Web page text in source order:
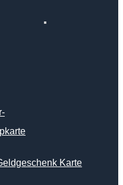
Karte